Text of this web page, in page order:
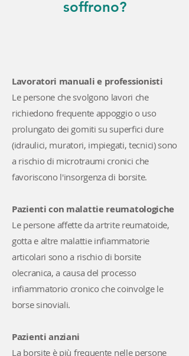
soffrono?
Lavoratori manuali e professionisti
Le persone che svolgono lavori che
richiedono frequente appoggio o uso
prolungato dei gomiti su superfici dure
(idraulici, muratori, impiegati, tecnici) sono
a rischio di microtraumi cronici che
favoriscono l'insorgenza di borsite.
Pazienti con malattie reumatologiche
Le persone affette da artrite reumatoide,
gotta e altre malattie infiammatorie
articolari sono a rischio di borsite
olecranica, a causa del processo
infiammatorio cronico che coinvolge le
borse sinoviali.
Pazienti anziani
La borsite è più frequente nelle persone